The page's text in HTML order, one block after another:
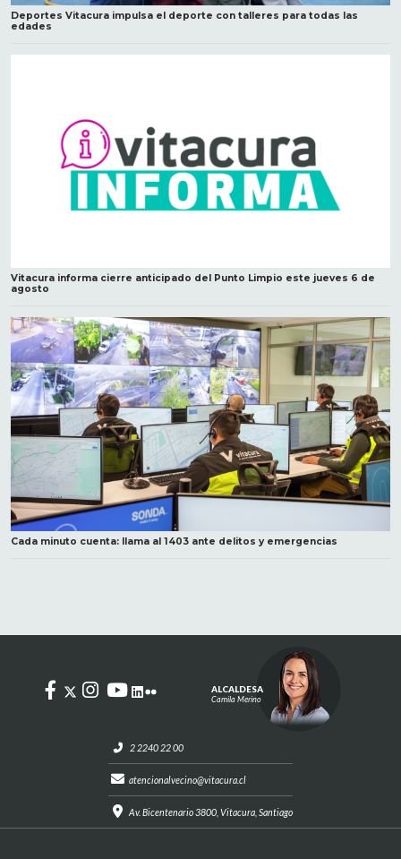
Deportes Vitacura impulsa el deporte con talleres para todas las
edades
Vitacura informa cierre anticipado del Punto Limpio este jueves 6 de
agosto
Cada minuto cuenta: llama al 1403 ante delitos y emergencias
2 2240 22 00
atencionalvecino@vitacura.cl
Av. Bicentenario 3800, Vitacura, Santiago
ALCALDESA
Camila Merino